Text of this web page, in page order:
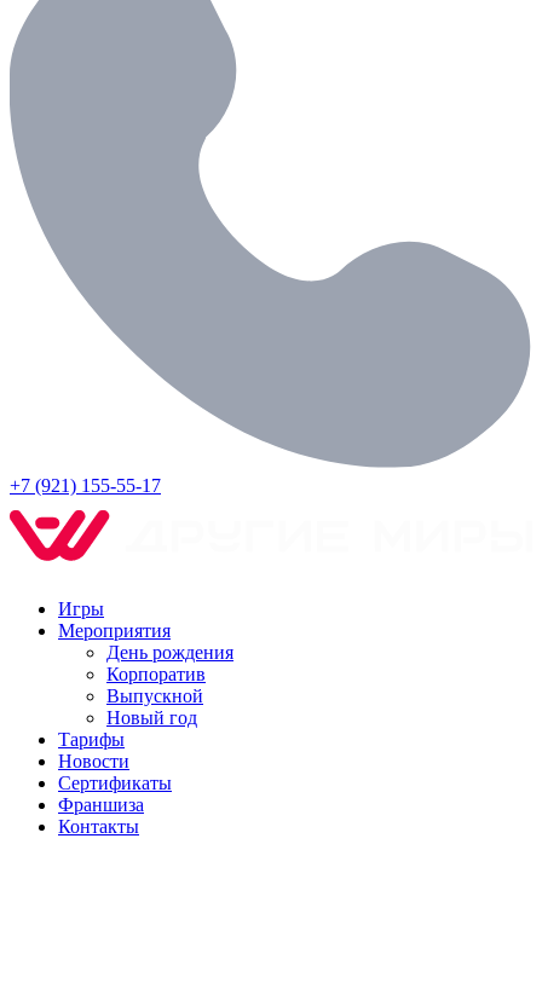
+7 (921) 155-55-17
Игры
Мероприятия
День рождения
Корпоратив
Выпускной
Новый год
Тарифы
Новости
Сертификаты
Франшиза
Контакты